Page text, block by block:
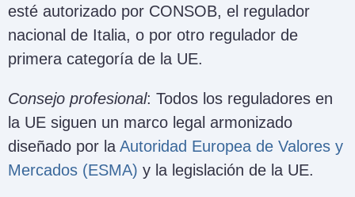
esté autorizado por CONSOB, el regulador
nacional de Italia, o por otro regulador de
primera categoría de la UE.
Consejo profesional: Todos los reguladores en
la UE siguen un marco legal armonizado
diseñado por la Autoridad Europea de Valores y
Mercados (ESMA) y la legislación de la UE.